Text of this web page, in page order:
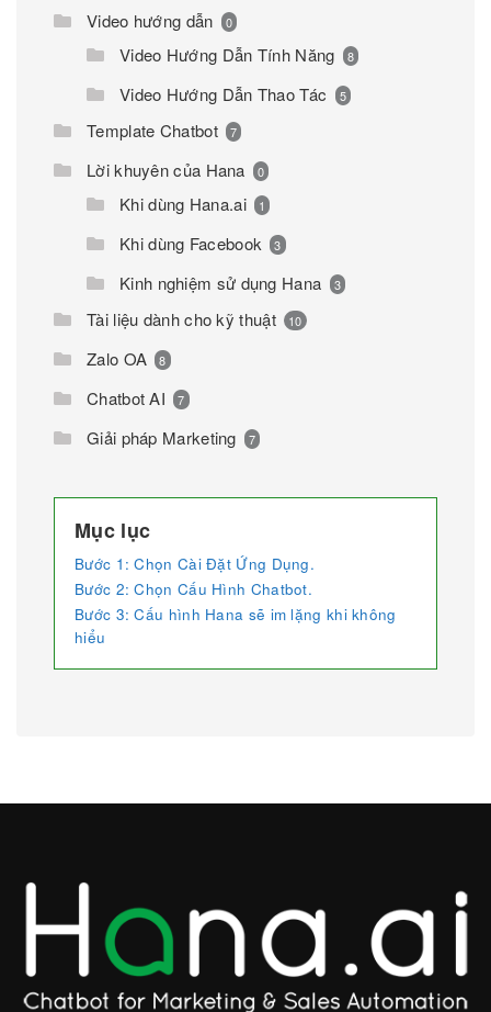
Video hướng dẫn 0
Video Hướng Dẫn Tính Năng 8
Video Hướng Dẫn Thao Tác 5
Template Chatbot 7
Lời khuyên của Hana 0
Khi dùng Hana.ai 1
Khi dùng Facebook 3
Kinh nghiệm sử dụng Hana 3
Tài liệu dành cho kỹ thuật 10
Zalo OA 8
Chatbot AI 7
Giải pháp Marketing 7
Mục lục
Bước 1: Chọn Cài Đặt Ứng Dụng.
Bước 2: Chọn Cấu Hình Chatbot.
Bước 3: Cấu hình Hana sẽ im lặng khi không
hiểu